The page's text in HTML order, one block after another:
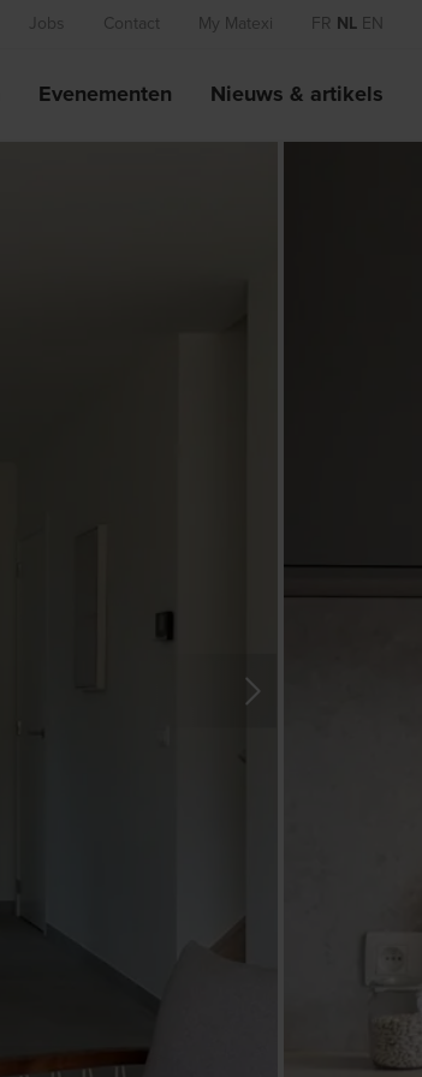
Jobs Contact My Matexi FR NL EN
Evenementen Nieuws & artikels